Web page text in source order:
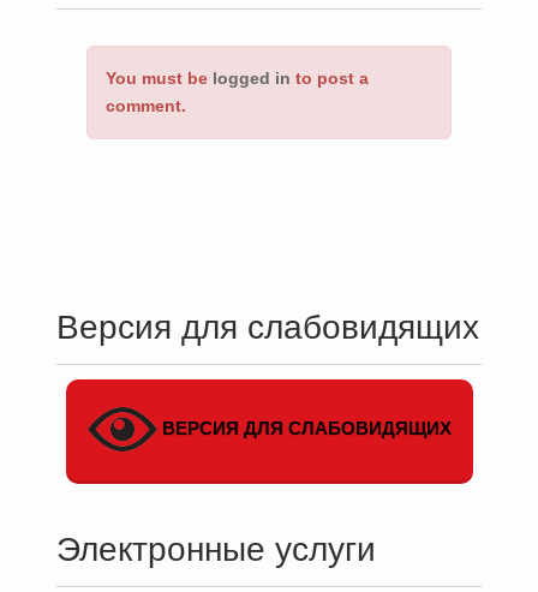
You must be logged in to post a
comment.
Версия для слабовидящих
ВЕРСИЯ ДЛЯ СЛАБОВИДЯЩИХ
Электронные услуги